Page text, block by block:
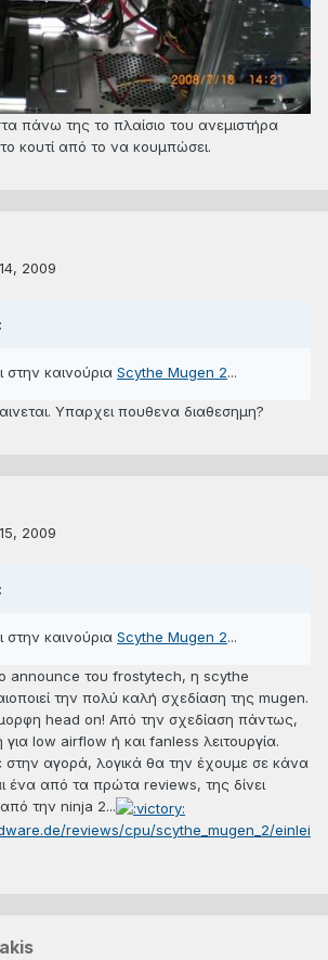
πάνω της το πλαίσιο του ανεμιστήρα
κουτί από το να κουμπώσει.
2009
στην καινούρια Scythe Mugen 2...
Υπαρχει πουθενα διαθεσημη?
2009
στην καινούρια Scythe Mugen 2...
announce του frostytech, η scythe
την πολύ καλή σχεδίαση της mugen.
head on! Από την σχεδίαση πάντως,
για low airflow ή και fanless λειτουργία.
στην αγορά, λογικά θα την έχουμε σε κάνα
ένα από τα πρώτα reviews, της δίνει
την ninja 2...
reviews/cpu/scythe_mugen_2/einlei